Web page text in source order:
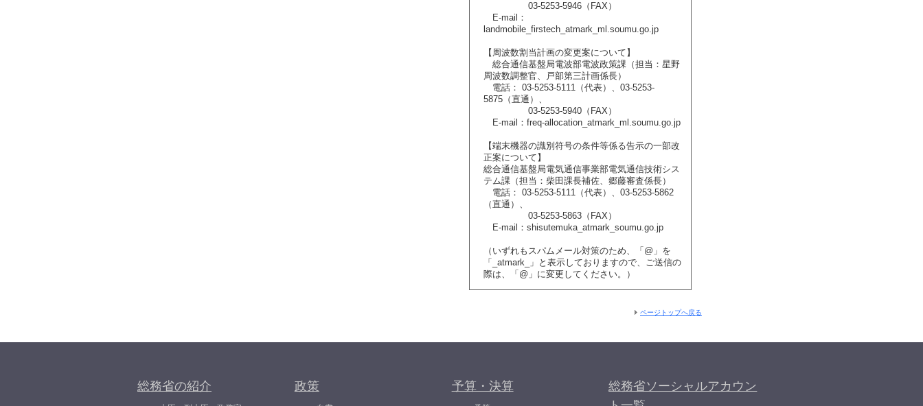
03-5253-5946（FAX）
E-mail：
landmobile_firstech_atmark_ml.soumu.go.jp
【周波数割当計画の変更案について】
総合通信基盤局電波部電波政策課（担当：星野
周波数調整官、戸部第三計画係長）
電話： 03-5253-5111（代表）、03-5253-
5875（直通）、
03-5253-5940（FAX）
E-mail：freq-allocation_atmark_ml.soumu.go.jp
【端末機器の識別符号の条件等係る告示の一部改
正案について】
総合通信基盤局電気通信事業部電気通信技術シス
テム課（担当：柴田課長補佐、郷藤審査係長）
電話： 03-5253-5111（代表）、03-5253-5862
（直通）、
03-5253-5863（FAX）
E-mail：shisutemuka_atmark_soumu.go.jp
（いずれもスパムメール対策のため、「@」を
「_atmark_」と表示しておりますので、ご送信の
際は、「@」に変更してください。）
ページトップへ戻る
総務省の紹介 政策 予算・決算
総務省ソーシャルアカウン